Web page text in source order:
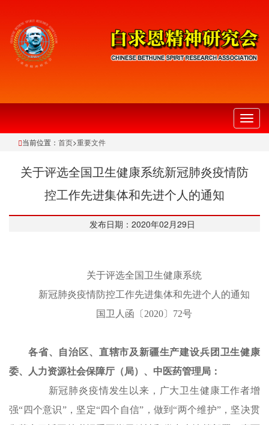
切
换
当前位置： 首页>重要文件
关于评选全国卫生健康系统新冠肺炎疫情防
控工作先进集体和先进个人的通知
发布日期：2020年02月29日
关于评选全国卫生健康系统
新冠肺炎疫情防控工作先进集体和先进个人的通知
国卫人函〔2020〕72号
各省、自治区、直辖市及新疆生产建设兵团卫生健康
委、人力资源社会保障厅（局）、中医药管理局：
新冠肺炎疫情发生以来，广大卫生健康工作者增
强“四个意识”，坚定“四个自信”，做到“两个维护”，坚决贯